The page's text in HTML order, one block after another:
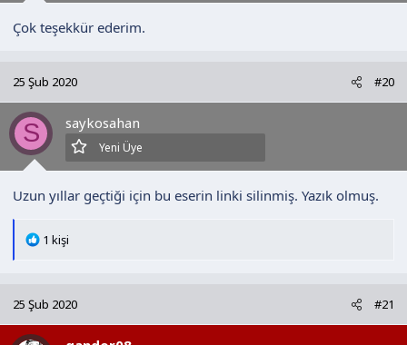
Çok teşekkür ederim.
25 Şub 2020 #20
S saykosahan
Yeni Üye
Uzun yıllar geçtiği için bu eserin linki silinmiş. Yazık olmuş.
T
i
l
1 kişi
25 Şub 2020 #21